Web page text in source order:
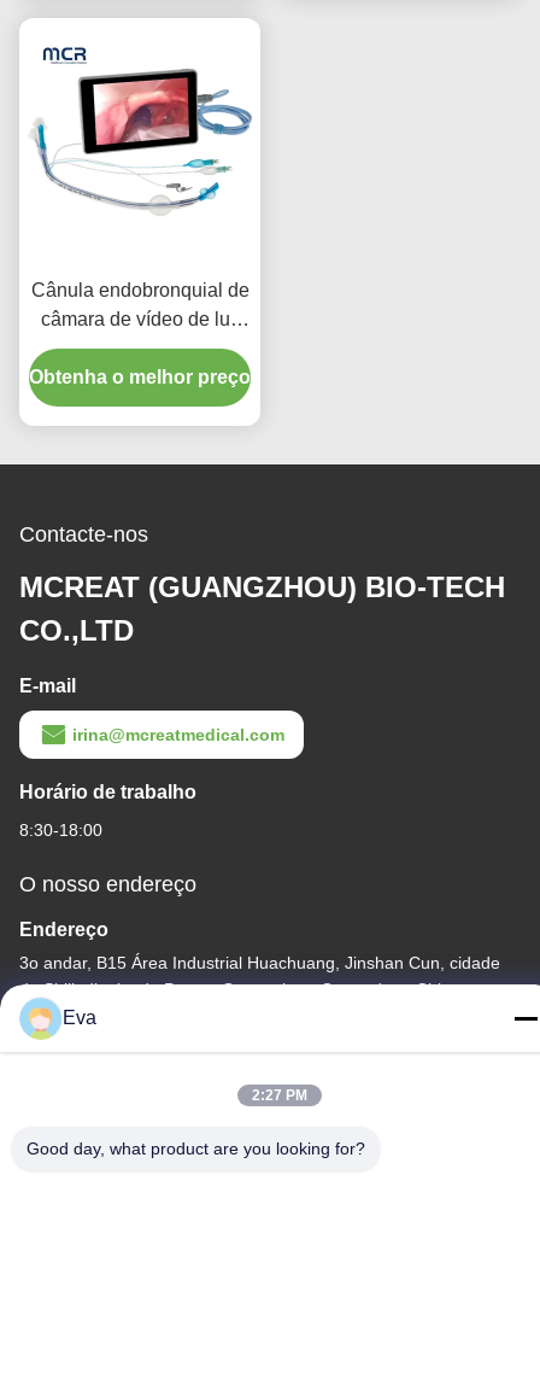
Cânula endobronquial de
câmara de vídeo de luz
de PVC descartável para
adultos
Obtenha o melhor preço
Contacte-nos
MCREAT (GUANGZHOU) BIO-TECH
CO.,LTD
E-mail
irina@mcreatmedical.com
Horário de trabalho
8:30-18:00
O nosso endereço
Endereço
3o andar, B15 Área Industrial Huachuang, Jinshan Cun, cidade
de Shiji, distrito de Panyu, Guangzhou, Guangdong China
Telefone
Eva
2:27 PM
Good day, what product are you looking for?